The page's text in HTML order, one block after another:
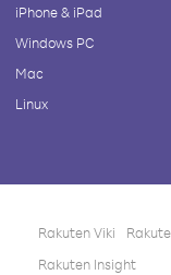
iPhone & iPad
Windows PC
Mac
Linux
Rakuten Viki
Rakuten Insight